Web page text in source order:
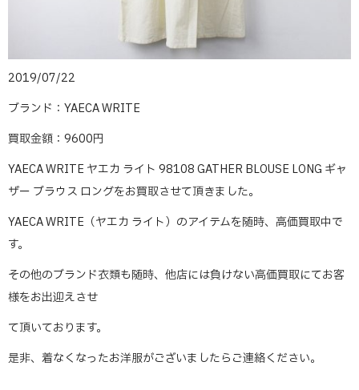
2019/07/22
ブランド：YAECA WRITE
買取金額：9600円
YAECA WRITE ヤエカ ライト 98108 GATHER BLOUSE LONG ギャ
ザー ブラウス ロングをお買取させて頂きました。
YAECA WRITE（ヤエカ ライト）のアイテムを随時、高価買取中で
す。
その他のブランド衣類も随時、他店には負けない高価買取にてお客
様をお出迎えさせ
て頂いております。
是非、着なくなったお洋服がございましたらご連絡ください。